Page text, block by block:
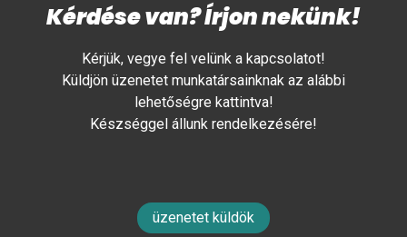
Kérdése van? Írjon nekünk!
Kérjük, vegye fel velünk a kapcsolatot!
Küldjön üzenetet munkatársainknak az alábbi
lehetőségre kattintva!
Készséggel állunk rendelkezésére!
üzenetet küldök